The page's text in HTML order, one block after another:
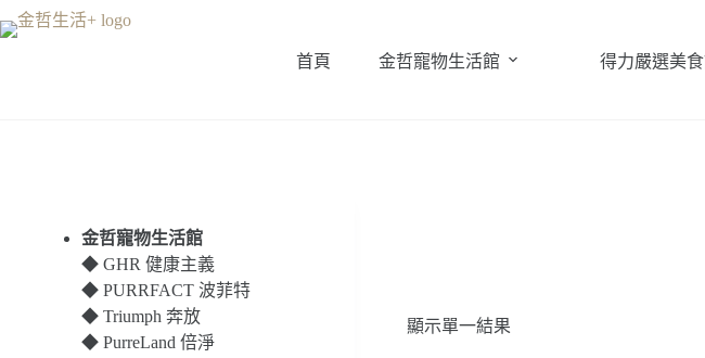
至
首頁 金哲寵物生活館 得力嚴選美
顯示單一結果
金哲寵物生活館
◆ GHR 健康主義
◆ PURRFACT 波菲特
◆ Triumph 奔放
◆ PurreLand 倍淨